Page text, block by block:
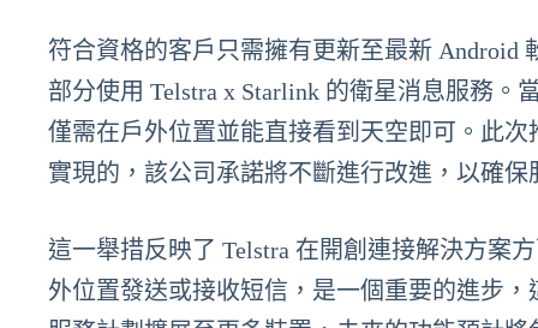
符合資格的客戶只需擁有更新至最新 Android
部分使用 Telstra x Starlink 的衛星消息服務
僅需在戶外位置並能直接看到天空即可。此
實現的，該公司承諾將不斷進行改進，以確保
這一舉措反映了 Telstra 在開創連接解決方案
外位置發送或接收短信，是一個重要的進步